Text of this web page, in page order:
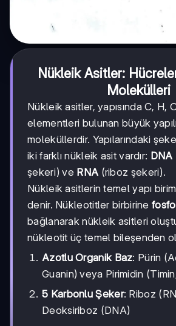
Nükleik Asitler:
Molekülleri
Nükleik asitler, yapısında C, H,
elementleri bulunan büyük
moleküllerdir. Yapılarındaki
iki farklı nükleik asit vardır: DNA
şekeri) ve RNA (riboz şekeri).
Nükleik asitlerin temel yapı
denir. Nükleotitler birbirine
bağlanarak nükleik asitleri
nükleotit üç temel bileşenden
Azotlu Organik Baz: Pürin
Guanin) veya Pirimidin
5 Karbonlu Şeker: Riboz
Deoksiriboz (DNA)